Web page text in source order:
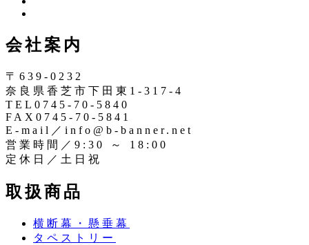
タ
ス
会社案内
〒639-0232
奈良県香芝市下田東1-317-4
TEL0745-70-5840
FAX0745-70-5841
E-mail／info@b-banner.net
営業時間／9:30 ～ 18:00
定休日／土日祝
取扱商品
横断幕・懸垂幕
タペストリー